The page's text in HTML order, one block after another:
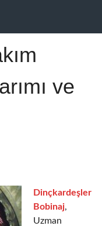
ve
Dinçkardeşler
Bobinaj,
Uzman